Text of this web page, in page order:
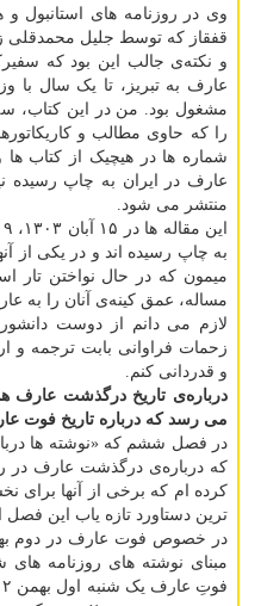
وی در روزنامه های استانبول و
قفقاز که توسط جلیل محمدقلی
و نکته‌ی جالب این بود که
عارف به تبریز، تا یک سال با
مشغول بود. من در این کتاب،
را که حاوی مطالب و
شماره ها در هیچیک از کتاب
عارف در ایران به چاپ رسیده
منتشر می شود.
به چاپ رسیده اند و در یکی از
میمون که در حال نواختن
مساله، عمق کینه‌ی آنان را به
لازم می دانم از دوست
زحمات فراوانی بابت ترجمه و
و قدردانی کنم.
درباره‌ی تاریخ درگذشت عارف
می رسد که درباره تاریخ فوت
در فصل ششم که «نوشته ها
که درباره‌ی درگذشت عارف در
کرده ام که برخی از آنها برای
ترین دستاورد تازه یاب این
مبنای نوشته های روزنامه